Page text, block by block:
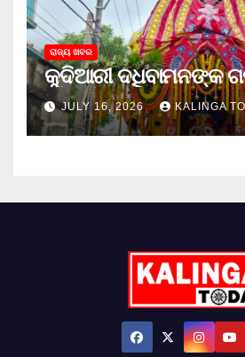
ରାଜ୍ୟ ଖବର
କୁଦିଆରୀ ଦଧିବାମନଙ୍କ
JULY 16, 2026 KALINGA